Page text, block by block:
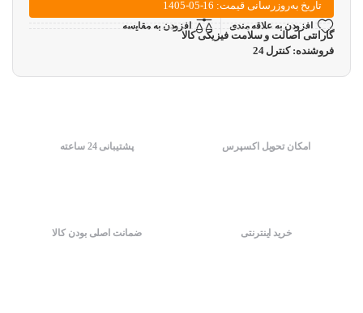
تاریخ به‌روزرسانی قیمت: 16-05-1405
افزودن به علاقه مندی افزودن به مقایسه
گارانتی اصالت و سلامت فیزیکی کالا
فروشنده: کنترل 24
امکان تحویل اکسپرس پشتیبانی 24 ساعته
خرید اینترنتی ضمانت اصلی بودن کالا